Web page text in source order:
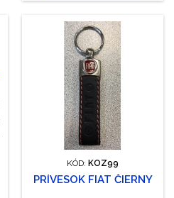
KÓD: KOZ99
PRÍVESOK FIAT ČIERNY